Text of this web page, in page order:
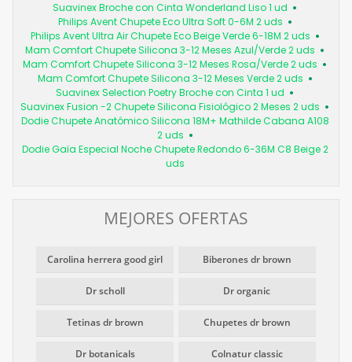
Suavinex Broche con Cinta Wonderland Liso 1 ud
Philips Avent Chupete Eco Ultra Soft 0-6M 2 uds
Philips Avent Ultra Air Chupete Eco Beige Verde 6-18M 2 uds
Mam Comfort Chupete Silicona 3-12 Meses Azul/Verde 2 uds
Mam Comfort Chupete Silicona 3-12 Meses Rosa/Verde 2 uds
Mam Comfort Chupete Silicona 3-12 Meses Verde 2 uds
Suavinex Selection Poetry Broche con Cinta 1 ud
Suavinex Fusion -2 Chupete Silicona Fisiológico 2 Meses 2 uds
Dodie Chupete Anatómico Silicona 18M+ Mathilde Cabana A108
2 uds
Dodie Gaïa Especial Noche Chupete Redondo 6-36M C8 Beige 2
uds
MEJORES OFERTAS
Carolina herrera good girl Biberones dr brown
Dr scholl Dr organic
Tetinas dr brown Chupetes dr brown
Dr botanicals Colnatur classic